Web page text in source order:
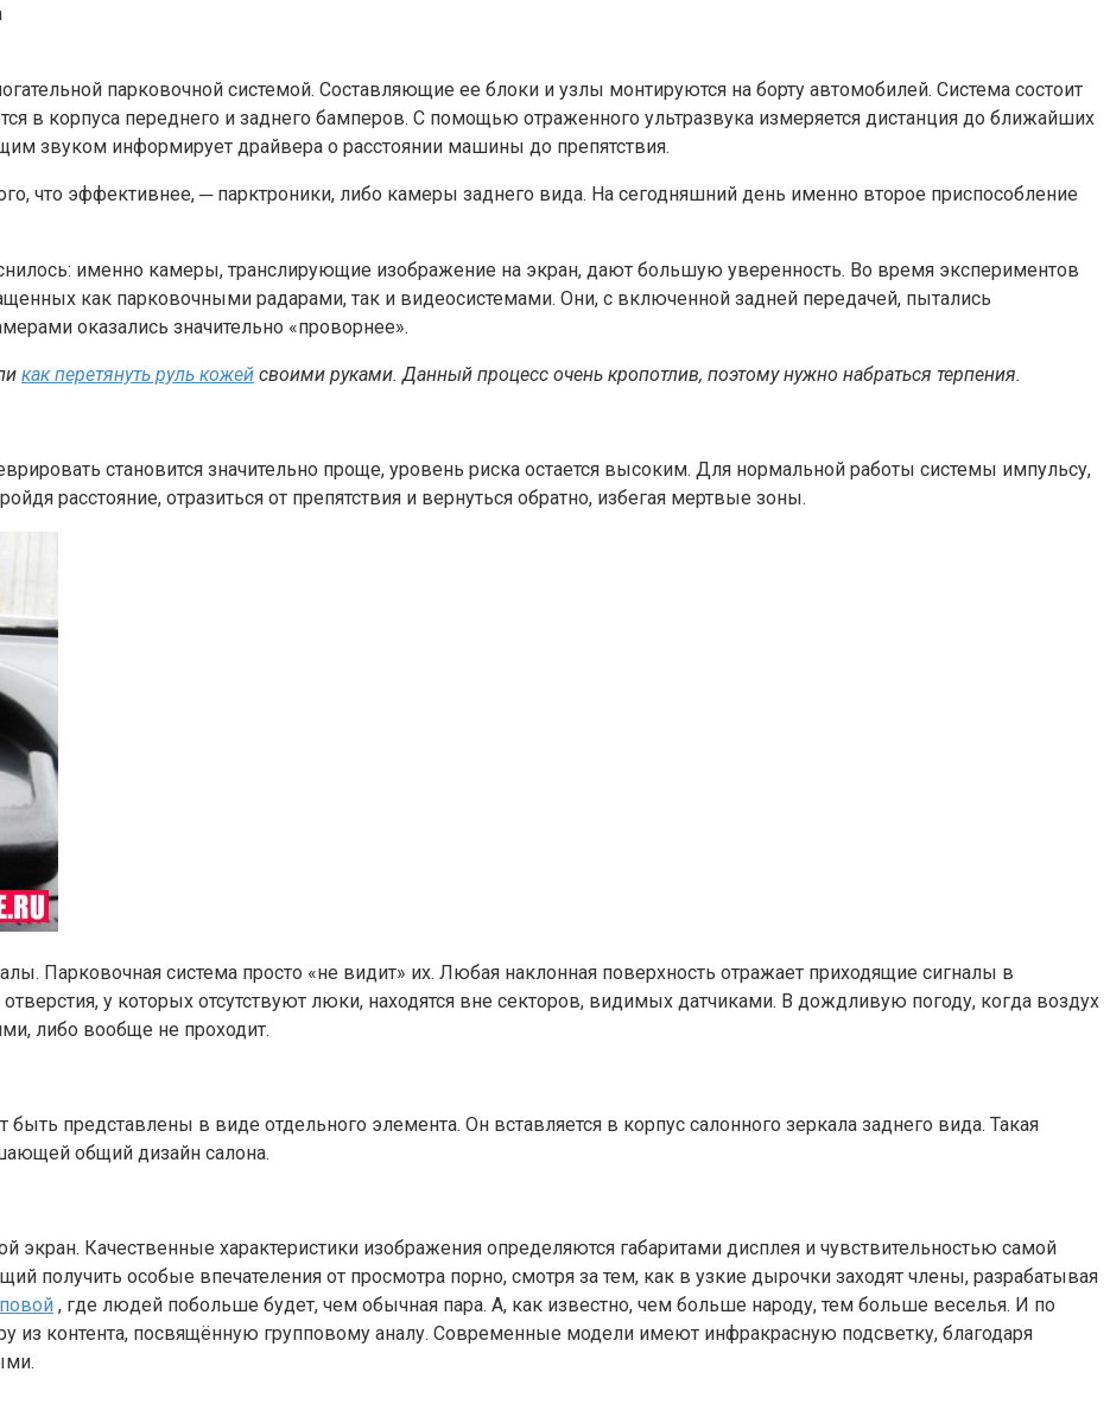
парковочной системой. Составляющие ее блоки и узлы монтируются на борту автомобилей. Система состоит
в корпуса переднего и заднего бамперов. С помощью отраженного ультразвука измеряется дистанция до ближайших
звуком информирует драйвера о расстоянии машины до препятствия.
что эффективнее, ─ парктроники, либо камеры заднего вида. На сегодняшний день именно второе приспособление
именно камеры, транслирующие изображение на экран, дают большую уверенность. Во время экспериментов
как парковочными радарами, так и видеосистемами. Они, с включенной задней передачей, пытались
оказались значительно «проворнее».
как перетянуть руль кожей своими руками. Данный процесс очень кропотлив, поэтому нужно набраться терпения.
становится значительно проще, уровень риска остается высоким. Для нормальной работы системы импульсу,
расстояние, отразиться от препятствия и вернуться обратно, избегая мертвые зоны.
Парковочная система просто «не видит» их. Любая наклонная поверхность отражает приходящие сигналы в
у которых отсутствуют люки, находятся вне секторов, видимых датчиками. В дождливую погоду, когда воздух
либо вообще не проходит.
представлены в виде отдельного элемента. Он вставляется в корпус салонного зеркала заднего вида. Такая
общий дизайн салона.
экран. Качественные характеристики изображения определяются габаритами дисплея и чувствительностью самой
получить особые впечателения от просмотра порно, смотря за тем, как в узкие дырочки заходят члены, разрабатывая
, где людей побольше будет, чем обычная пара. А, как известно, чем больше народу, тем больше веселья. И по
контента, посвящённую групповому аналу. Современные модели имеют инфракрасную подсветку, благодаря